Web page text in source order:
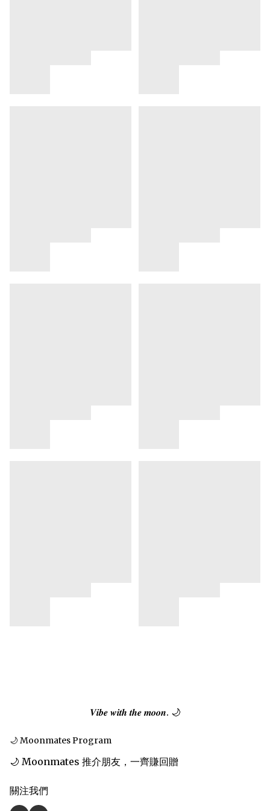
𝑽𝒊𝒃𝒆 𝒘𝒊𝒕𝒉 𝒕𝒉𝒆 𝒎𝒐𝒐𝒏. 🌙
🌙 Moonmates Program
🌙 Moonmates 推介朋友，一齊賺回贈
關注我們